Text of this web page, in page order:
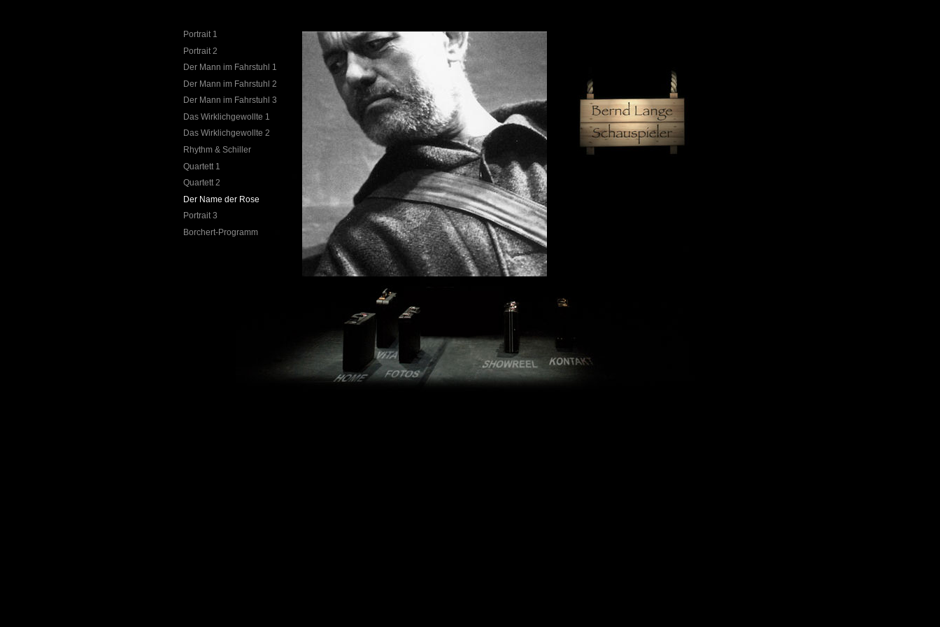
Portrait 1
Portrait 2
Der Mann im Fahrstuhl 1
Der Mann im Fahrstuhl 2
Der Mann im Fahrstuhl 3
Das Wirklichgewollte 1
Das Wirklichgewollte 2
Rhythm & Schiller
Quartett 1
Quartett 2
Der Name der Rose
Portrait 3
Borchert-Programm